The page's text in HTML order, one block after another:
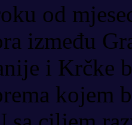
od
između
i Krčke
kojem